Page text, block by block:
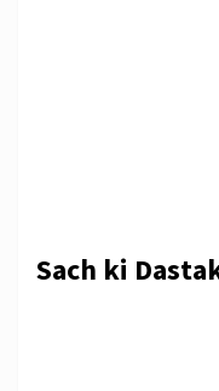
Sach ki